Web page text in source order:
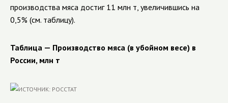
производства мяса достиг 11 млн т, увеличившись на
0,5% (см. таблицу).
Таблица — Производство мяса (в убойном весе) в
России, млн т